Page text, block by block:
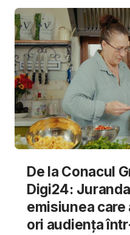
De la Conacul
Digi24:
emisiunea
ori audiența